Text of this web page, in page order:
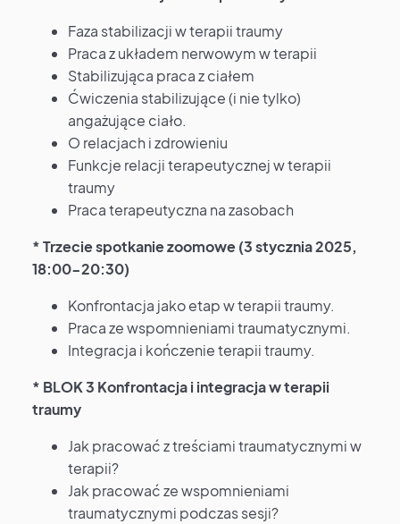
Faza stabilizacji w terapii traumy
Praca z układem nerwowym w terapii
Stabilizująca praca z ciałem
Ćwiczenia stabilizujące (i nie tylko)
angażujące ciało.
O relacjach i zdrowieniu
Funkcje relacji terapeutycznej w terapii
traumy
Praca terapeutyczna na zasobach
* Trzecie spotkanie zoomowe (3 stycznia 2025,
18:00-20:30)
Konfrontacja jako etap w terapii traumy.
Praca ze wspomnieniami traumatycznymi.
Integracja i kończenie terapii traumy.
* BLOK 3 Konfrontacja i integracja w terapii
traumy
Jak pracować z treściami traumatycznymi w
terapii?
Jak pracować ze wspomnieniami
traumatycznymi podczas sesji?